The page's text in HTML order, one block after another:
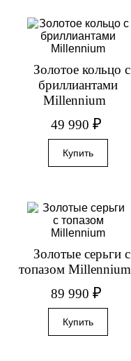
Золотое кольцо с
бриллиантами
Millennium
49 990₽
Золотые серьги с
топазом Millennium
89 990₽